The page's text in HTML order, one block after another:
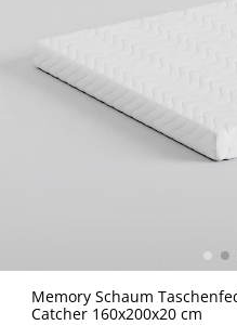
Memory Schaum
Catcher 160x200x20 cm